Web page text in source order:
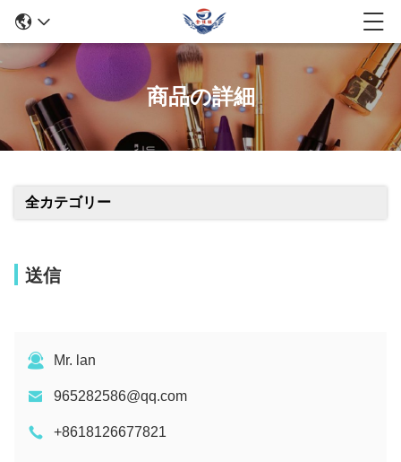
商品の詳細
全カテゴリー
送信
Mr. lan
965282586@qq.com
+8618126677821